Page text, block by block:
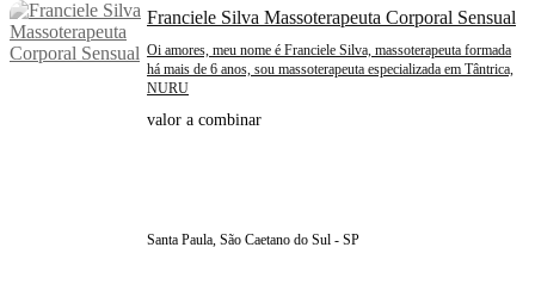
Franciele Silva Massoterapeuta Corporal Sensual
Oi amores, meu nome é Franciele Silva, massoterapeuta formada
há mais de 6 anos, sou massoterapeuta especializada em Tântrica,
NURU
valor a combinar
Santa Paula, São Caetano do Sul - SP